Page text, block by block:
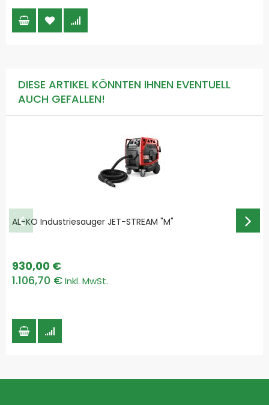
DIESE ARTIKEL KÖNNTEN IHNEN EVENTUELL
AUCH GEFALLEN!
AL-KO Industriesauger JET-STREAM "M"
1.106,70 €
930,00 €